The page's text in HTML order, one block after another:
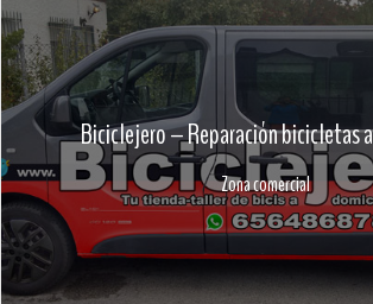
Biciclejero – Reparación bicicletas
Zona comercial